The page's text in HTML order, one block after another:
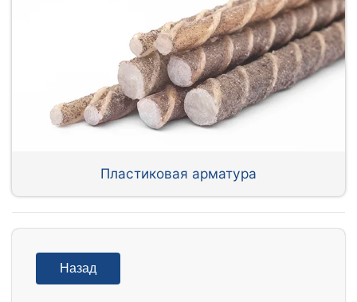
Пластиковая арматура
Назад